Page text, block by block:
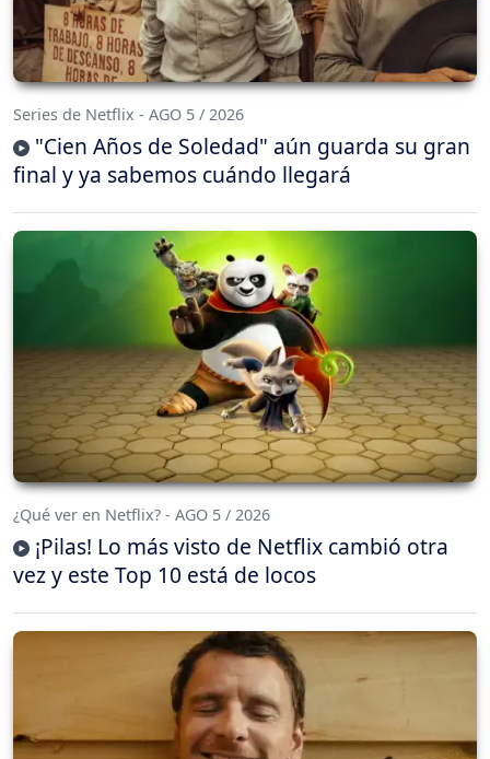
Series de Netflix - AGO 5 / 2026
"Cien Años de Soledad" aún guarda su gran
final y ya sabemos cuándo llegará
¿Qué ver en Netflix? - AGO 5 / 2026
¡Pilas! Lo más visto de Netflix cambió otra
vez y este Top 10 está de locos